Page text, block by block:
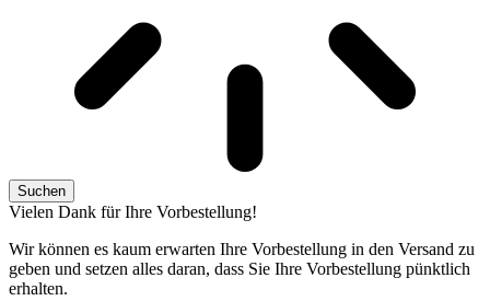
Suchen
Vielen Dank für Ihre Vorbestellung!
Wir können es kaum erwarten Ihre Vorbestellung in den Versand zu
geben und setzen alles daran, dass Sie Ihre Vorbestellung pünktlich
erhalten.